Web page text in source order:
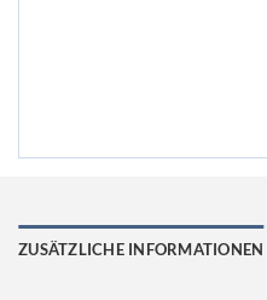
ZUSÄTZLICHE INFORMATIONEN